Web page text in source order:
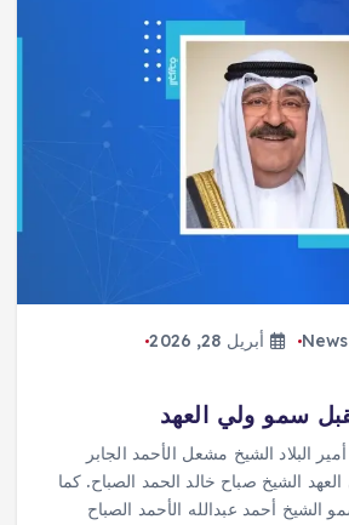
News
أبريل 28, 2026
سمو ولي العهد
البلاد الشيخ مشعل الأحمد الجابر
الشيخ صباح خالد الحمد الصباح. كما
الشيخ أحمد عبدالله الأحمد الصباح